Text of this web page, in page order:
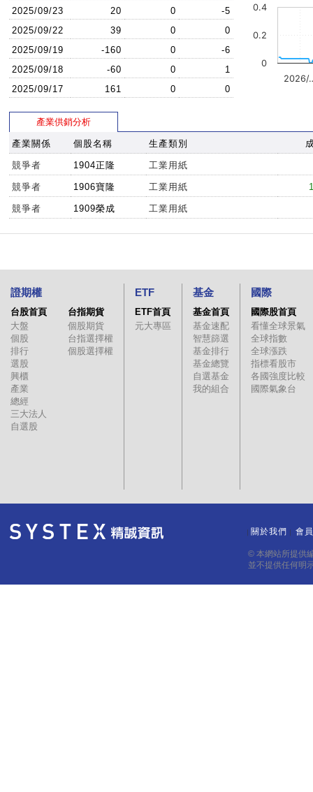
2025/09/23
20 0
-5
2025/09/22
39 0
0
2025/09/19
-160 0
-6
2025/09/18
-60 0
1
2025/09/17
161 0 0
2026/
0
0.2
0.4
產業供銷分析
產業關係 個股名稱 生產類別
競爭者 1904正隆 工業用紙
競爭者 1906寶隆 工業用紙
競爭者 1909榮成 工業用紙
證期權
台股首頁
大盤
個股
排行
選股
興櫃
產業
總經
三大法人
自選股
台指期貨
個股期貨
台指選擇權
個股選擇權
ETF
ETF首頁
元大專區
基金
基金首頁
基金速配
智慧篩選
基金排行
基金總覽
自選基金
我的組合
國際
國際股首頁
看懂全球景氣
全球指數
全球漲跌
指標看股市
各國強度比較
國際氣象台
關於我們 會
© 本網站所提供
並不提供任何明